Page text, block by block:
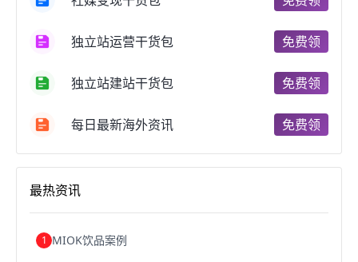
郑州跨境电商跨境电商趋势
跨境电商费用美国跨境电商
天津跨境电商东南亚跨境电商
跨境电商b2b阿里巴巴跨境电商
跨境电商关税
跨境电商建站
浙江跨境电商宁波跨境电商跨境电商的模式
跨境电商优势跨境电商的优势
独立站运营干货包 免费领
独立站建站干货包 免费领
每日最新海外资讯 免费领
最热资讯
1 MIOK饮品案例